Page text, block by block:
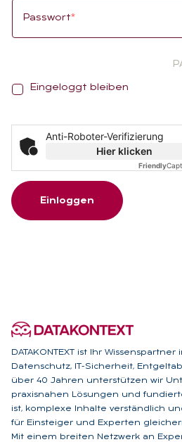
Passwort*
E
g
g
n
Eingeloggt bleiben
Anti-Roboter-Verifizierung
Hier klicken
Friendly
Einloggen
DATAKONTEXT ist Ihr
Datenschutz, IT-Sicherheit,
über 40 Jahren unterstützen wir
praxisnahen Lösungen und
ist, komplexe Inhalte verständlich
für Einsteiger und Experten
Mit einem breiten Netzwerk an